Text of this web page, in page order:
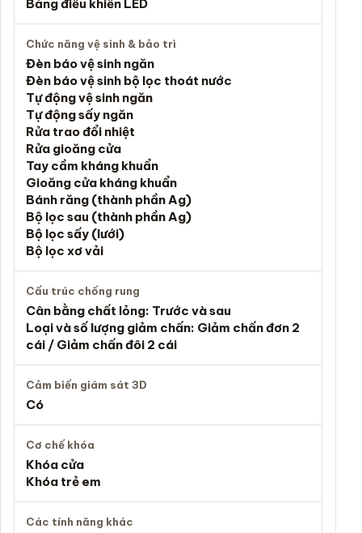
Bảng điều khiển LED
Chức năng vệ sinh & bảo trì
Đèn báo vệ sinh ngăn
Đèn báo vệ sinh bộ lọc thoát nước
Tự động vệ sinh ngăn
Tự động sấy ngăn
Rửa trao đổi nhiệt
Rửa gioăng cửa
Tay cầm kháng khuẩn
Gioăng cửa kháng khuẩn
Bánh răng (thành phần Ag)
Bộ lọc sau (thành phần Ag)
Bộ lọc sấy (lưới)
Bộ lọc xơ vải
Cấu trúc chống rung
Cân bằng chất lỏng: Trước và sau
Loại và số lượng giảm chấn: Giảm chấn đơn 2
cái / Giảm chấn đôi 2 cái
Cảm biến giám sát 3D
Có
Cơ chế khóa
Khóa cửa
Khóa trẻ em
Các tính năng khác